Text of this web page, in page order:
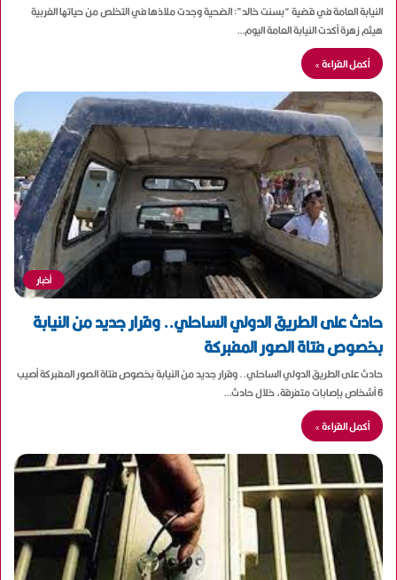
النيابة العامة في قضية “بسنت خالد”: الضحية وجدت ملاذها في التخلص من حياتها الغربية
هيثم زهرة أكدت النيابة العامة اليوم…
أكمل القراءة »
أخبار
حادث على الطريق الدولي الساحلي.. وقرار جديد من النيابة
بخصوص فتاة الصور المفبركة
حادث على الطريق الدولي الساحلي.. وقرار جديد من النيابة بخصوص فتاة الصور المفبركة أصيب
6 أشخاص بإصابات متفرقة، خلال حادث…
أكمل القراءة »